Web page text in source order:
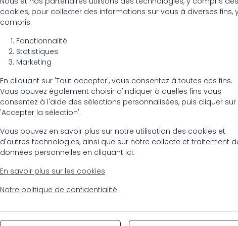
h - 03033005
h - 03033006
h - 03033004
cookies, pour collecter des informations sur vous à diverses fins,
compris:
Fonctionnalité
Statistiques
Marketing
En cliquant sur 'Tout accepter', vous consentez à toutes ces fins.
Vous pouvez également choisir d'indiquer à quelles fins vous
consentez à l'aide des sélections personnalisées, puis cliquer sur
'Accepter la sélection'.
Vous pouvez en savoir plus sur notre utilisation des cookies et
d'autres technologies, ainsi que sur notre collecte et traitement
données personnelles en cliquant ici:
En savoir plus sur les cookies
Notre politique de confidentialité